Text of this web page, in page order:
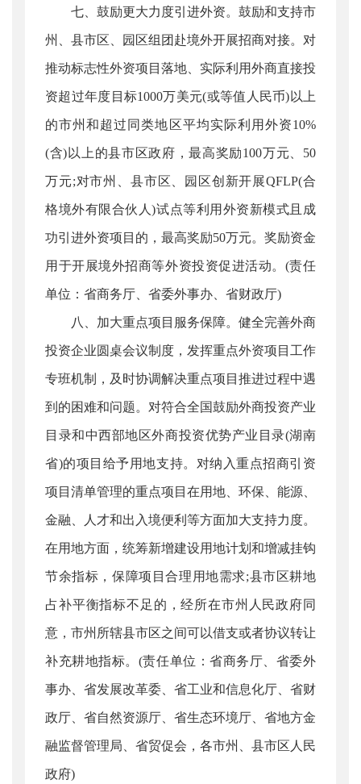
七、鼓励更大力度引进外资。鼓励和支持市
州、县市区、园区组团赴境外开展招商对接。对
推动标志性外资项目落地、实际利用外商直接投
资超过年度目标1000万美元(或等值人民币)以上
的市州和超过同类地区平均实际利用外资10%
(含)以上的县市区政府，最高奖励100万元、50
万元;对市州、县市区、园区创新开展QFLP(合
格境外有限合伙人)试点等利用外资新模式且成
功引进外资项目的，最高奖励50万元。奖励资金
用于开展境外招商等外资投资促进活动。(责任
单位：省商务厅、省委外事办、省财政厅)
八、加大重点项目服务保障。健全完善外商
投资企业圆桌会议制度，发挥重点外资项目工作
专班机制，及时协调解决重点项目推进过程中遇
到的困难和问题。对符合全国鼓励外商投资产业
目录和中西部地区外商投资优势产业目录(湖南
省)的项目给予用地支持。对纳入重点招商引资
项目清单管理的重点项目在用地、环保、能源、
金融、人才和出入境便利等方面加大支持力度。
在用地方面，统筹新增建设用地计划和增减挂钩
节余指标，保障项目合理用地需求;县市区耕地
占补平衡指标不足的，经所在市州人民政府同
意，市州所辖县市区之间可以借支或者协议转让
补充耕地指标。(责任单位：省商务厅、省委外
事办、省发展改革委、省工业和信息化厅、省财
政厅、省自然资源厅、省生态环境厅、省地方金
融监督管理局、省贸促会，各市州、县市区人民
政府)